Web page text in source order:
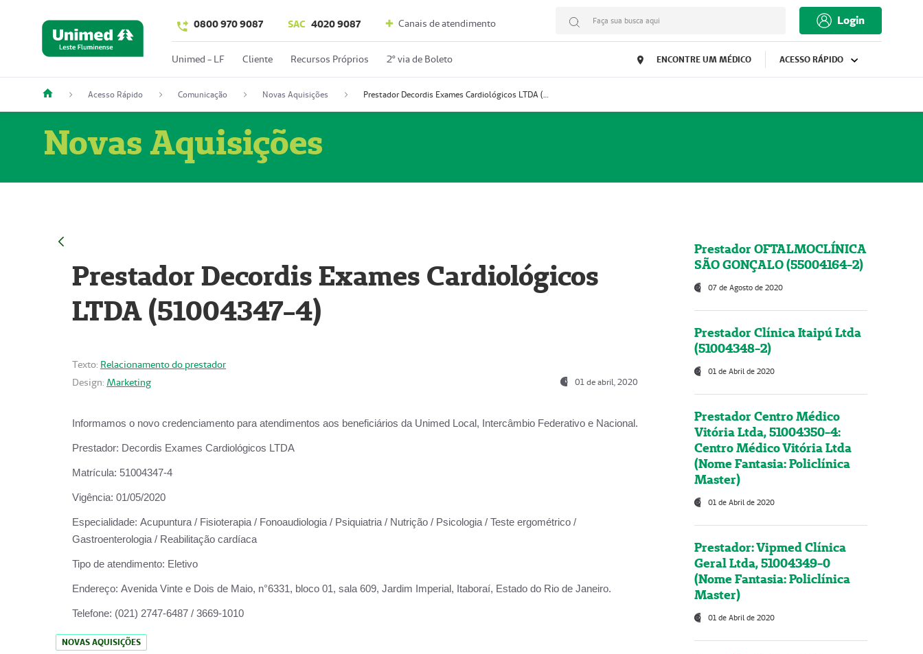
0800 970 9087 SAC 4020 9087 Canais de atendimento Faça sua busca aqui Login
Unimed - LF Cliente Recursos Próprios 2º via de Boleto ENCONTRE UM MÉDICO ACESSO RÁPIDO
Acesso Rápido Comunicação Novas Aquisições Prestador Decordis Exames Cardiológicos LTDA (51004347-4)
Novas Aquisições
Prestador Decordis Exames Cardiológicos
LTDA (51004347-4)
Texto: Relacionamento do prestador
Design: Marketing 01 de abril, 2020
Informamos o novo credenciamento para atendimentos aos beneficiários da Unimed Local, Intercâmbio Federativo e Nacional.
Prestador: Decordis Exames Cardiológicos LTDA
Matrícula: 51004347-4
Vigência: 01/05/2020
Especialidade: Acupuntura / Fisioterapia / Fonoaudiologia / Psiquiatria / Nutrição / Psicologia / Teste ergométrico /
Gastroenterologia / Reabilitação cardíaca
Tipo de atendimento: Eletivo
Endereço: Avenida Vinte e Dois de Maio, n°6331, bloco 01, sala 609, Jardim Imperial, Itaboraí, Estado do Rio de Janeiro.
Telefone: (021) 2747-6487 / 3669-1010
NOVAS AQUISIÇÕES
Prestador OFTALMOCLÍNICA
SÃO GONÇALO (55004164-2)
07 de Agosto de 2020
Prestador Clínica Itaipú Ltda
(51004348-2)
01 de Abril de 2020
Prestador Centro Médico
Vitória Ltda, 51004350-4:
Centro Médico Vitória Ltda
(Nome Fantasia: Policlínica
Master)
01 de Abril de 2020
Prestador: Vipmed Clínica
Geral Ltda, 51004349-0
(Nome Fantasia: Policlínica
Master)
01 de Abril de 2020